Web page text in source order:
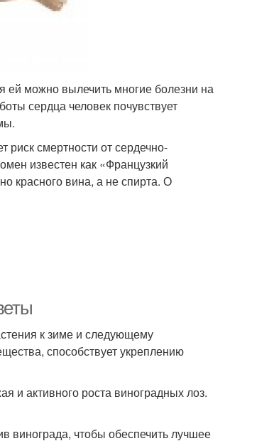
ей можно вылечить многие болезни на
сердца человек почувствует
риск смертности от сердечно-
известен как «Французкий
красного вина, а не спирта. О
к зиме и следующему
способствует укреплению
и активного роста виноградных лоз.
винограда, чтобы обеспечить лучшее